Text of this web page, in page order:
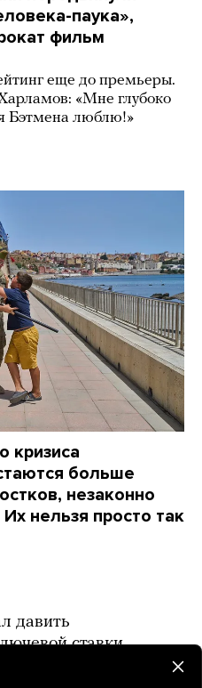
паука»,
фильм
еще до премьеры.
«Мне глубоко
Бэтмена люблю!»
кризиса
больше
незаконно
нельзя просто так
давить
ставки